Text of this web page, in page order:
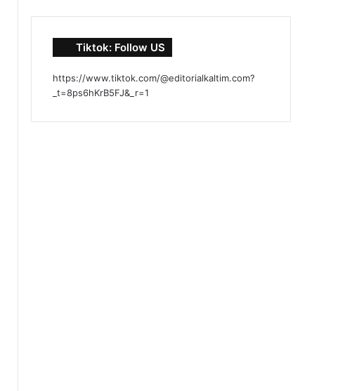
Tiktok: Follow US
https://www.tiktok.com/@editorialkaltim.com?
_t=8ps6hKrB5FJ&_r=1